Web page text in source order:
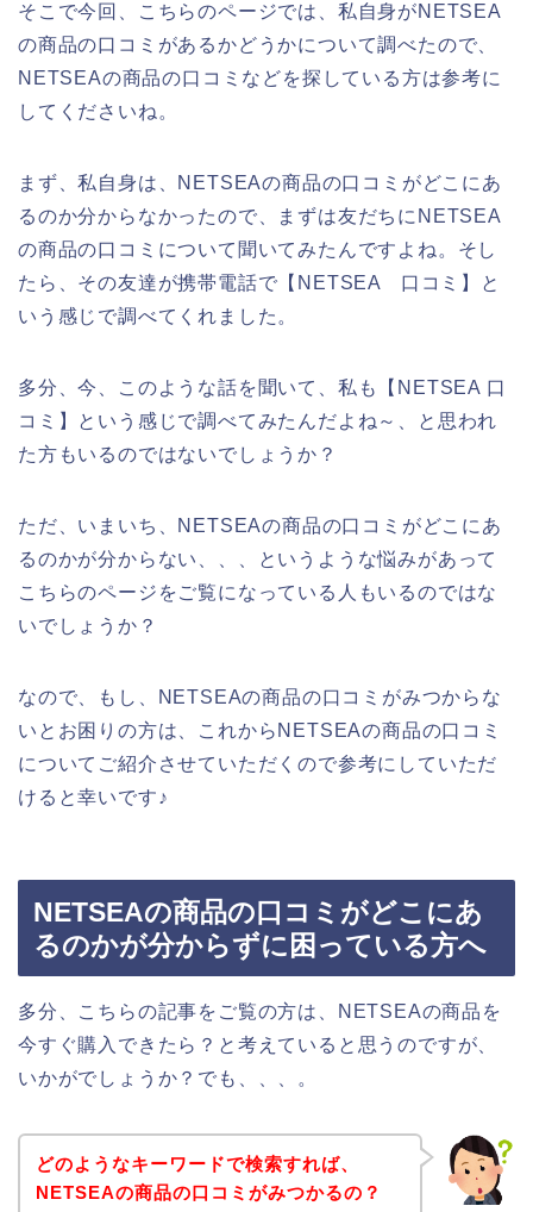
そこで今回、こちらのページでは、私自身がNETSEA
の商品の口コミがあるかどうかについて調べたので、
NETSEAの商品の口コミなどを探している方は参考に
してくださいね。
まず、私自身は、NETSEAの商品の口コミがどこにあ
るのか分からなかったので、まずは友だちにNETSEA
の商品の口コミについて聞いてみたんですよね。そし
たら、その友達が携帯電話で【NETSEA 口コミ】と
いう感じで調べてくれました。
多分、今、このような話を聞いて、私も【NETSEA 口
コミ】という感じで調べてみたんだよね～、と思われ
た方もいるのではないでしょうか？
ただ、いまいち、NETSEAの商品の口コミがどこにあ
るのかが分からない、、、というような悩みがあって
こちらのページをご覧になっている人もいるのではな
いでしょうか？
なので、もし、NETSEAの商品の口コミがみつからな
いとお困りの方は、これからNETSEAの商品の口コミ
についてご紹介させていただくので参考にしていただ
けると幸いです♪
NETSEAの商品の口コミがどこにあ
るのかが分からずに困っている方へ
多分、こちらの記事をご覧の方は、NETSEAの商品を
今すぐ購入できたら？と考えていると思うのですが、
いかがでしょうか？でも、、、。
どのようなキーワードで検索すれば、
NETSEAの商品の口コミがみつかるの？